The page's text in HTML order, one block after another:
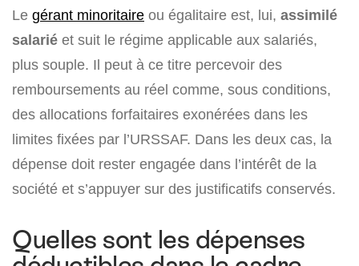
Le gérant minoritaire ou égalitaire est, lui, assimilé
salarié et suit le régime applicable aux salariés,
plus souple. Il peut à ce titre percevoir des
remboursements au réel comme, sous conditions,
des allocations forfaitaires exonérées dans les
limites fixées par l’URSSAF. Dans les deux cas, la
dépense doit rester engagée dans l’intérêt de la
société et s’appuyer sur des justificatifs conservés.
Quelles sont les dépenses